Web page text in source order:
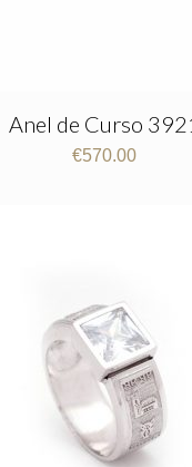
Anel de Curso
€570.00